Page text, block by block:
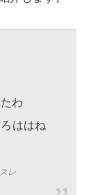
わ
ははね
レ